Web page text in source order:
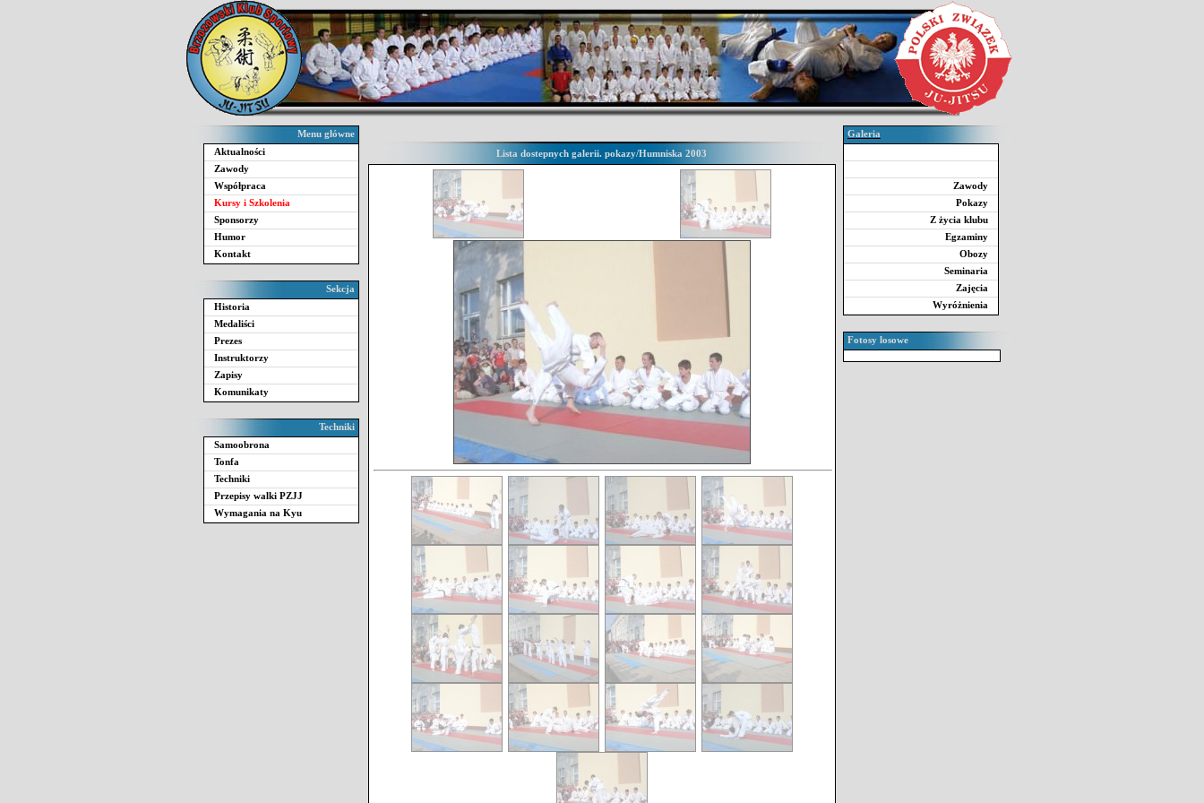
Menu główne
Aktualności
Zawody
Współpraca
Kursy i Szkolenia
Sponsorzy
Humor
Kontakt
Sekcja
Historia
Medaliści
Prezes
Instruktorzy
Zapisy
Komunikaty
Techniki
Samoobrona
Tonfa
Techniki
Przepisy walki PZJJ
Wymagania na Kyu
Lista dostepnych galerii. pokazy/Humniska 2003
Galeria
Zawody
Pokazy
Z życia klubu
Egzaminy
Obozy
Seminaria
Zajęcia
Wyróżnienia
Fotosy losowe